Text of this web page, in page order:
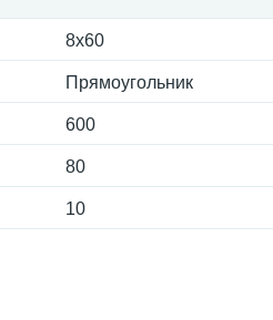
8x60
Прямоугольник
600
80
10